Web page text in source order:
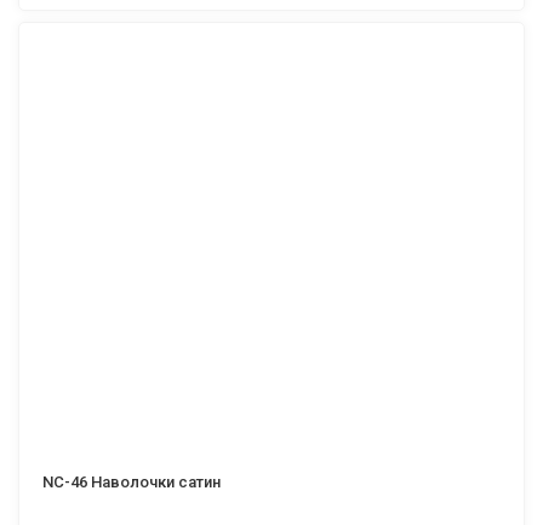
NC-46 Наволочки сатин